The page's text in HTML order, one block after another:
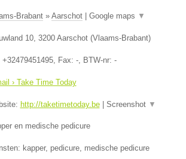
Brabant» Aarschot| Google maps ▼
10, 3200 Aarschot(Vlaams-Brabant)
+32479451495, Fax: -, BTW-nr: -
› Take Time Today
http://taketimetoday.be| Screenshot ▼
en medische pedicure
kapper, pedicure, medische pedicure